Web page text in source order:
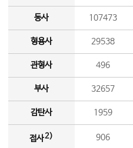
동사 107473
형용사 29538
관형사 496
부사 32657
감탄사 1959
접사2) 906